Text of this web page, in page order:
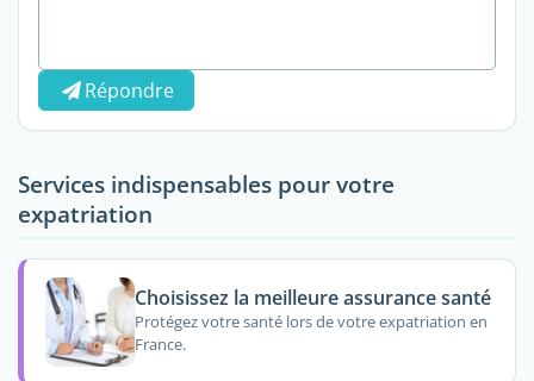
Répondre
Services indispensables pour votre
expatriation
Choisissez la meilleure assurance santé
Protégez votre santé lors de votre expatriation en
France.